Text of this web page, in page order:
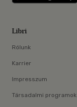
Libri
Rólunk
Karrier
Impresszum
Társadalmi programok